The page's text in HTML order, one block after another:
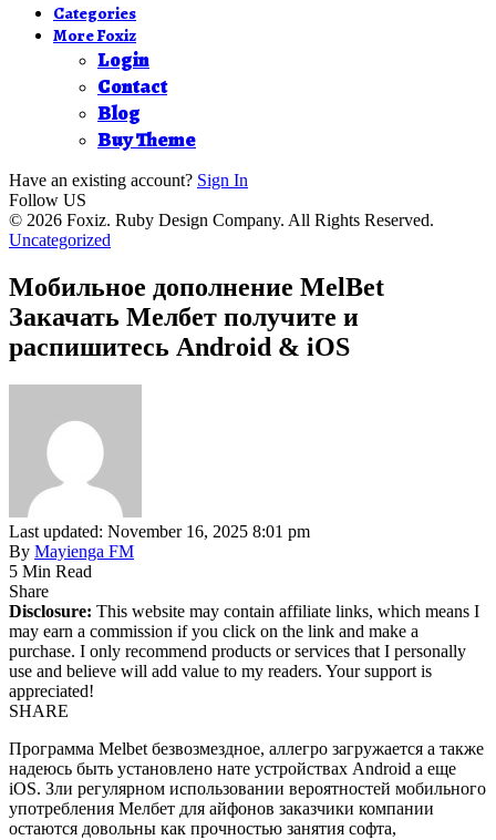
Categories
More Foxiz
Login
Contact
Blog
Buy Theme
Have an existing account? Sign In
Follow US
© 2026 Foxiz. Ruby Design Company. All Rights Reserved.
Uncategorized
Мобильное дополнение MelBet
Закачать Мелбет получите и
распишитесь Android & iOS
Last updated: November 16, 2025 8:01 pm
By Mayienga FM
5 Min Read
Share
Disclosure: This website may contain affiliate links, which means I
may earn a commission if you click on the link and make a
purchase. I only recommend products or services that I personally
use and believe will add value to my readers. Your support is
appreciated!
SHARE
Программа Melbet безвозмездное, аллегро загружается а также
надеюсь быть установлено нате устройствах Android а еще
iOS. Зли регулярном использовании вероятностей мобильного
употребления Мелбет для айфонов заказчики компании
остаются довольны как прочностью занятия софта,